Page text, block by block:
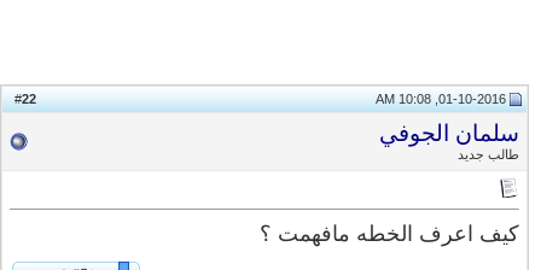
22 01-10-2016, 10:08 AM
سلمان الجوفي
طالب جديد
كيف اعرف الخطه مافهمت ؟